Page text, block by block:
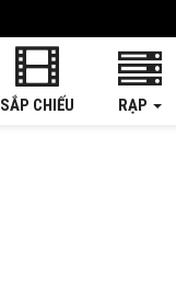
SẮP CHIẾU RẠP